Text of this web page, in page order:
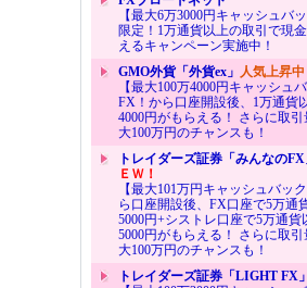
【最大6万3000円キャッシュバ
限定！1万通貨以上の取引で現
えるキャンペーン実施中！
GMO外貨「外貨ex」 人気上昇中
【最大100万4000円キャッシュ
FX！から口座開設後、1万通貨
4000円がもらえる！ さらに取
大100万円のチャンスも！
トレイダーズ証券「みんなのFX
ＥＷ！
【最大101万円キャッシュバッ
ら口座開設後、FX口座で5万通
5000円+シストレ口座で5万通貨
5000円がもらえる！ さらに取
大100万円のチャンスも！
トレイダーズ証券「LIGHT FX」